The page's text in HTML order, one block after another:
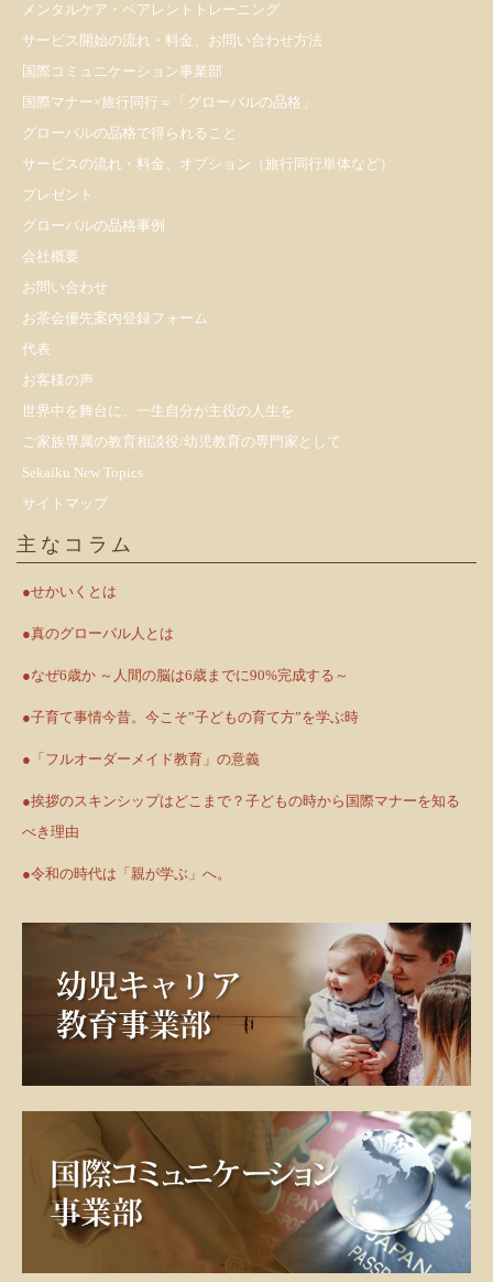
メンタルケア・ペアレントトレーニング
サービス開始の流れ・料金、お問い合わせ方法
国際コミュニケーション事業部
国際マナー×旅行同行＝「グローバルの品格」
グローバルの品格で得られること
サービスの流れ・料金、オプション（旅行同行単体など）
プレゼント
​グローバルの品格事例
会社概要
お問い合わせ
お茶会優先案内登録フォーム
代表
お客様の声
世界中を舞台に、一生自分が主役の人生を
ご家族専属の教育相談役/幼児教育の専門家として
Sekaiku New Topics
サイトマップ
主なコラム
●せかいくとは
●真のグローバル人とは
●なぜ6歳か ～人間の脳は6歳までに90%完成する～
●子育て事情今昔。今こそ”子どもの育て方”を学ぶ時
●「フルオーダーメイド教育」の意義
●挨拶のスキンシップはどこまで？子どもの時から国際マナーを知る
べき理由
●令和の時代は「親が学ぶ」へ。